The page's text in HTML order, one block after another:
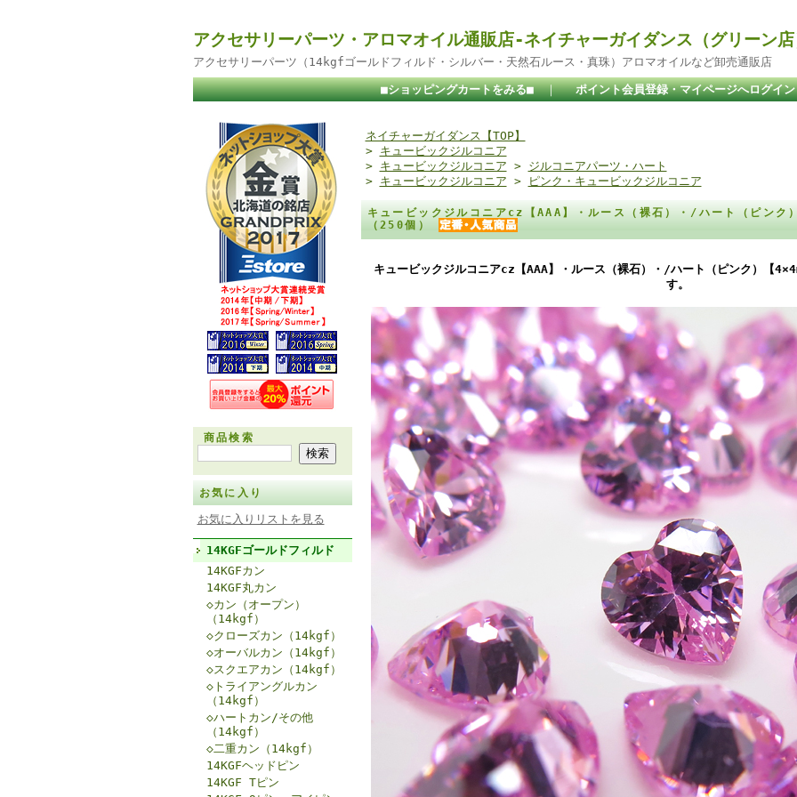
アクセサリーパーツ・アロマオイル通販店-ネイチャーガイダンス（グリーン
アクセサリーパーツ（14kgfゴールドフィルド・シルバー・天然石ルース・真珠）アロマオイルなど卸売通販店
■ショッピングカートをみる■ ｜ ポイント会員登録・マイページへログイン
商品検索
お気に入り
お気に入りリストを見る
14KGFゴールドフィルド
14KGFカン
14KGF丸カン
◇カン（オープン）
（14kgf）
◇クローズカン（14kgf）
◇オーバルカン（14kgf）
◇スクエアカン（14kgf）
◇トライアングルカン
（14kgf）
◇ハートカン/その他
（14kgf）
◇二重カン（14kgf）
14KGFヘッドピン
14KGF Tピン
ネイチャーガイダンス【TOP】
> キュービックジルコニア
> キュービックジルコニア > ジルコニアパーツ・ハート
> キュービックジルコニア > ピンク・キュービックジルコニア
キュービックジルコニアcz【AAA】・ルース（裸石）・/ハート（ピンク
（250個）
キュービックジルコニアcz【AAA】・ルース（裸石）・/ハート（ピンク）【
す。